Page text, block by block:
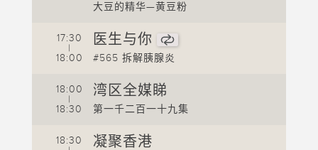
大豆的精华—黄豆粉
17:30
|
18:00
医生与你
#565 拆解胰腺炎
18:00
|
18:30
湾区全媒睇
第一千二百一十九集
18:30
凝聚香港